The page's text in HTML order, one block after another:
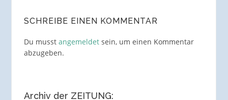
SCHREIBE EINEN KOMMENTAR
Du musst angemeldetsein, um einen Kommentar
abzugeben.
Archiv der ZEITUNG: